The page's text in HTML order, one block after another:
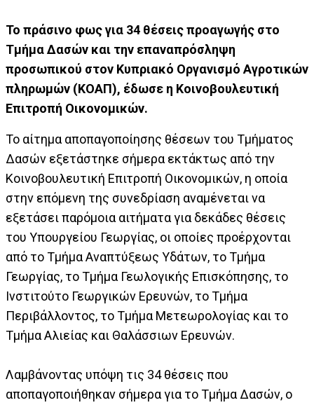
Το πράσινο φως για 34 θέσεις προαγωγής στο
Τμήμα Δασών και την επαναπρόσληψη
προσωπικού στον Κυπριακό Οργανισμό Αγροτικών
πληρωμών (ΚΟΑΠ), έδωσε η Κοινοβουλευτική
Επιτροπή Οικονομικών.
Το αίτημα αποπαγοποίησης θέσεων του Τμήματος
Δασών εξετάστηκε σήμερα εκτάκτως από την
Κοινοβουλευτική Επιτροπή Οικονομικών, η οποία
στην επόμενη της συνεδρίαση αναμένεται να
εξετάσει παρόμοια αιτήματα για δεκάδες θέσεις
του Υπουργείου Γεωργίας, οι οποίες προέρχονται
από το Τμήμα Αναπτύξεως Υδάτων, το Τμήμα
Γεωργίας, το Τμήμα Γεωλογικής Επισκόπησης, το
Ινστιτούτο Γεωργικών Ερευνών, το Τμήμα
Περιβάλλοντος, το Τμήμα Μετεωρολογίας και το
Τμήμα Αλιείας και Θαλάσσιων Ερευνών.
Λαμβάνοντας υπόψη τις 34 θέσεις που
αποπαγοποιήθηκαν σήμερα για το Τμήμα Δασών, ο